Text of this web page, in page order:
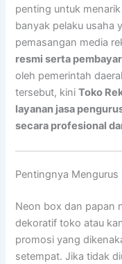
penting untuk
banyak pelaku usaha
pemasangan media
resmi serta
oleh pemerintah
tersebut, kiniToko
layanan jasa
secara profesional
Pentingnya Mengurus
Neon box dan papan
dekoratif toko atau
promosi yang
setempat. Jika tidak